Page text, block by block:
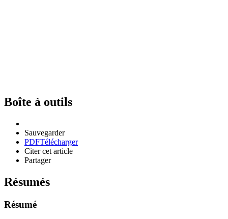
Boîte à outils
Sauvegarder
PDFTélécharger
Citer cet article
Partager
Résumés
Résumé